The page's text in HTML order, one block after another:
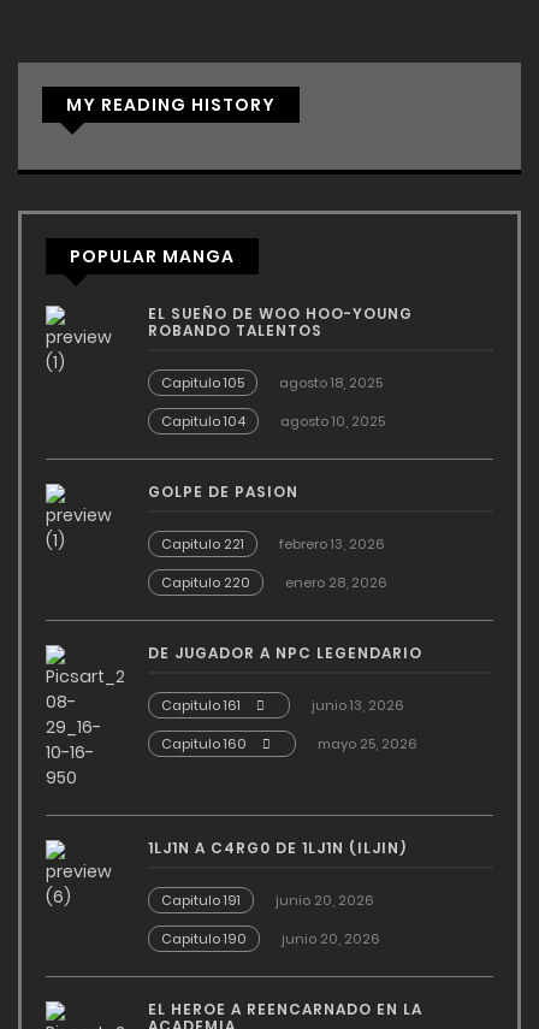
MY READING HISTORY
POPULAR MANGA
EL SUEÑO DE WOO HOO-YOUNG
ROBANDO TALENTOS
Capitulo 105
agosto 18, 2025
Capitulo 104
agosto 10, 2025
GOLPE DE PASION
Capitulo 221
febrero 13, 2026
Capitulo 220
enero 28, 2026
DE JUGADOR A NPC LEGENDARIO
Capitulo 161
junio 13, 2026
Capitulo 160
mayo 25, 2026
1LJ1N A C4RG0 DE 1LJ1N (ILJIN)
Capitulo 191
junio 20, 2026
Capitulo 190
junio 20, 2026
EL HEROE A REENCARNADO EN LA